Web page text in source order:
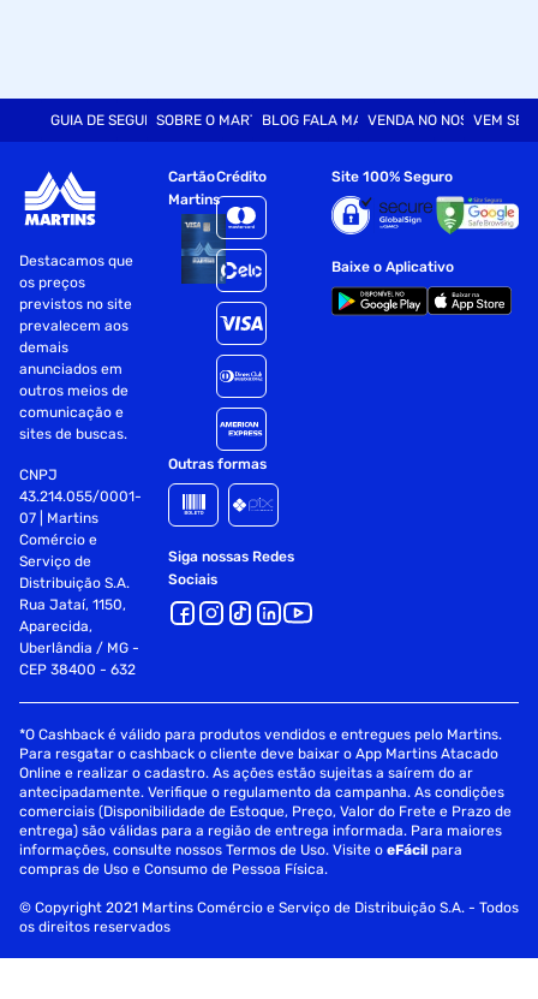
GUIA DE SEGURANÇASOBRE O MARTINSBLOG FALA MARTVENDA NO NOSSO SITE
VEM SER
Destacamos que
os preços
previstos no site
prevalecem aos
demais
anunciados em
outros meios de
comunicação e
sites de buscas.
CNPJ
43.214.055/0001-
07 | Martins
Comércio e
Serviço de
Distribuição S.A.
Rua Jataí, 1150,
Aparecida,
Uberlândia / MG -
CEP 38400 - 632
Cartão
Martins
Crédito
Outras formas
Siga nossas Redes
Sociais
Site 100% Seguro
Baixe o Aplicativo
*O Cashback é válido para produtos vendidos e entregues pelo Martins.
Para resgatar o cashback o cliente deve baixar o App Martins Atacado
Online e realizar o cadastro. As ações estão sujeitas a saírem do ar
antecipadamente. Verifique o regulamento da campanha. As condições
comerciais (Disponibilidade de Estoque, Preço, Valor do Frete e Prazo de
entrega) são válidas para a região de entrega informada. Para maiores
informações, consulte nossos Termos de Uso. Visite oeFácil para
compras de Uso e Consumo de Pessoa Física.
© Copyright 2021 Martins Comércio e Serviço de Distribuição S.A. - Todos
os direitos reservados